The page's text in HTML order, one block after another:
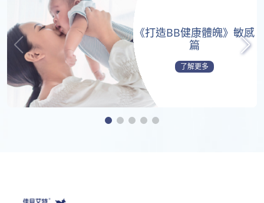
《打造BB健康體魄》敏感
篇
了解更多